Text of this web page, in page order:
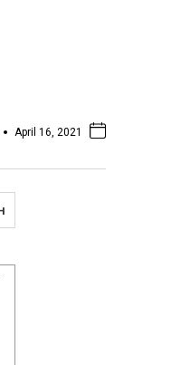
April 16, 2021